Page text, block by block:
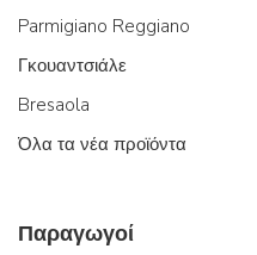
Parmigiano Reggiano
Γκουαντσιάλε
Bresaola
Όλα τα νέα προϊόντα
Παραγωγοί